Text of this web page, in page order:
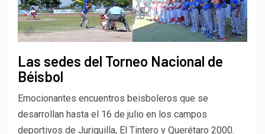
Las sedes del Torneo Nacional de
Béisbol
Emocionantes encuentros beisboleros que se
desarrollan hasta el 16 de julio en los campos
deportivos de Juriquilla, El Tintero y Querétaro 2000.